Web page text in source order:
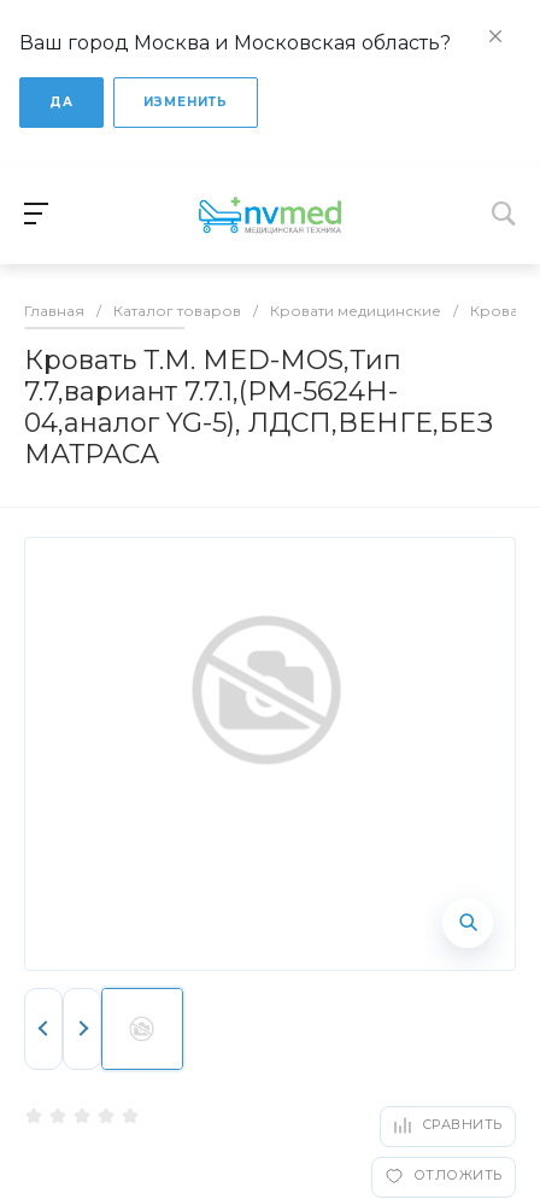
Ваш город Москва и Московская область?
ДА ИЗМЕНИТЬ
Главная / Каталог товаров / Кровати медицинские / Кровати
Кровать Т.М. MED-MOS,Тип
7.7,вариант 7.7.1,(РМ-5624H-
04,аналог YG-5), ЛДСП,ВЕНГЕ,БЕЗ
МАТРАСА
СРАВНИТЬ
ОТЛОЖИТЬ